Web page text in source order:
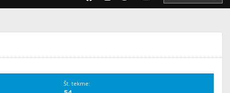
Št. tekme: